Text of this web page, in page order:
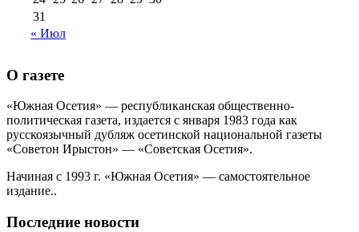
31
« Июл
О газете
«Южная Осетия» — республиканская общественно-
политическая газета, издается с января 1983 года как
русскоязычный дубляж осетинской национальной газеты
«Советон Ирыстон» — «Советская Осетия».
Начиная с 1993 г. «Южная Осетия» — самостоятельное
издание..
Последние новости